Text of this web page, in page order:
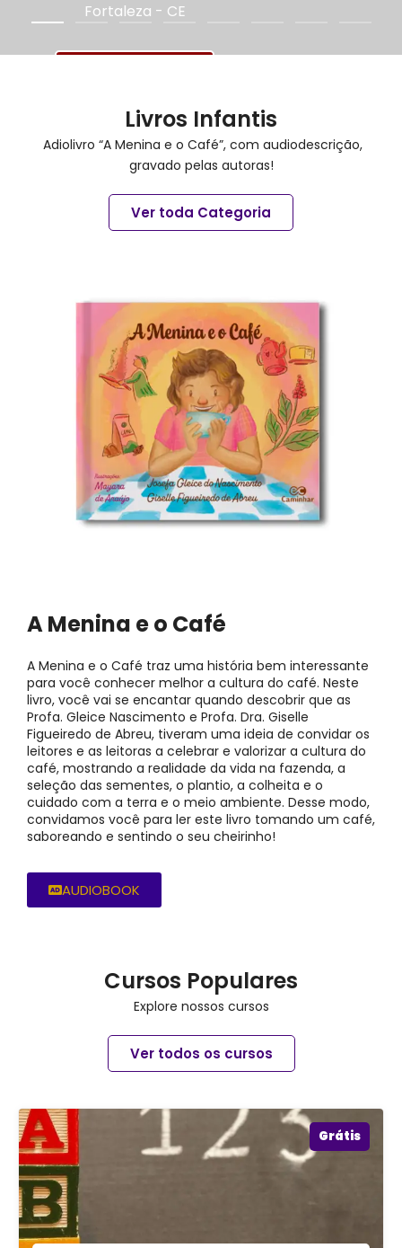
Fortaleza - CE
Livros Infantis
Adiolivro “A Menina e o Café”, com audiodescrição,
gravado pelas autoras!
Ver toda Categoria
A Menina e o Café
A Menina e o Café traz uma história bem interessante
para você conhecer melhor a cultura do café. Neste
livro, você vai se encantar quando descobrir que as
Profa. Gleice Nascimento e Profa. Dra. Giselle
Figueiredo de Abreu, tiveram uma ideia de convidar os
leitores e as leitoras a celebrar e valorizar a cultura do
café, mostrando a realidade da vida na fazenda, a
seleção das sementes, o plantio, a colheita e o
cuidado com a terra e o meio ambiente. Desse modo,
convidamos você para ler este livro tomando um café,
saboreando e sentindo o seu cheirinho!
AUDIOBOOK
Cursos Populares
Explore nossos cursos
Ver todos os cursos
Grátis